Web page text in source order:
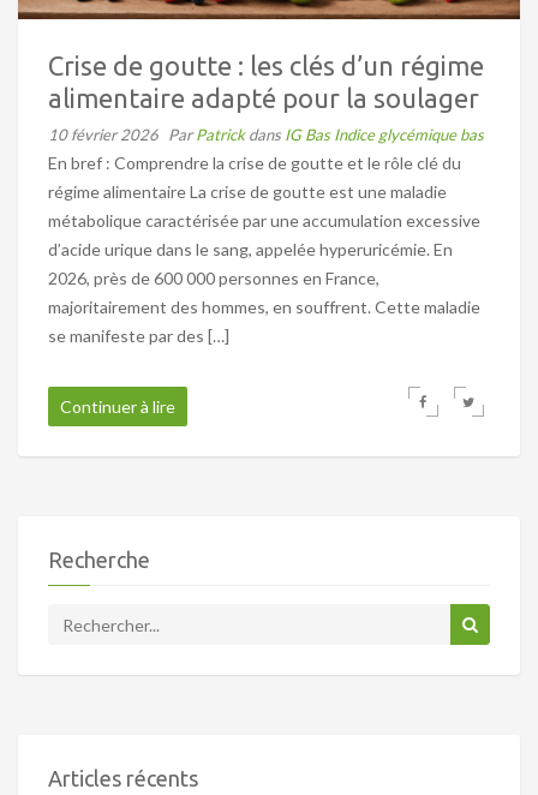
Crise de goutte : les clés d’un régime
alimentaire adapté pour la soulager
10 février 2026 ParPatrickdans IG Bas Indice glycémique bas
En bref : Comprendre la crise de goutte et le rôle clé du
régime alimentaire La crise de goutte est une maladie
métabolique caractérisée par une accumulation excessive
d’acide urique dans le sang, appelée hyperuricémie. En
2026, près de 600 000 personnes en France,
majoritairement des hommes, en souffrent. Cette maladie
se manifeste par des […]
Continuer à lire
Recherche
Articles récents